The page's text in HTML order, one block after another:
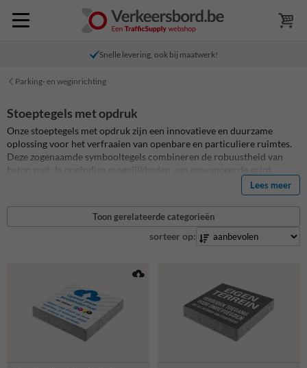
Snelle levering, ook bij maatwerk!
Parking- en weginrichting
Stoeptegels met opdruk
Onze stoeptegels met opdruk zijn een innovatieve en duurzame
oplossing voor het verfraaien van openbare en particuliere ruimtes.
Deze zogenaamde symbooltegels combineren de robuustheid van
beton met de oneindige mogelijkheden van geavanceerde print
hoogwaardige full colour print met meerdere beschermlagen,
waardoor de levensduur tenminste 5 jaar is. Een betere kwaliteit
bestaat niet! Wegvakmarkering.nl is jouw leverancier voor al jouw
symbooltegels en stoeptegels met opdruk, ook bij maatwerk! Lees in
Lees meer
Toon gerelateerde categorieën
sorteer op: